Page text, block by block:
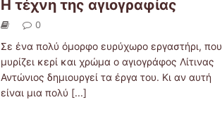
Η τέχνη της αγιογραφίας
0
Σε ένα πολύ όμορφο ευρύχωρο εργαστήρι, που
μυρίζει κερί και χρώμα ο αγιογράφος Λίτινας
Αντώνιος δημιουργεί τα έργα του. Κι αν αυτή
είναι μια πολύ [...]